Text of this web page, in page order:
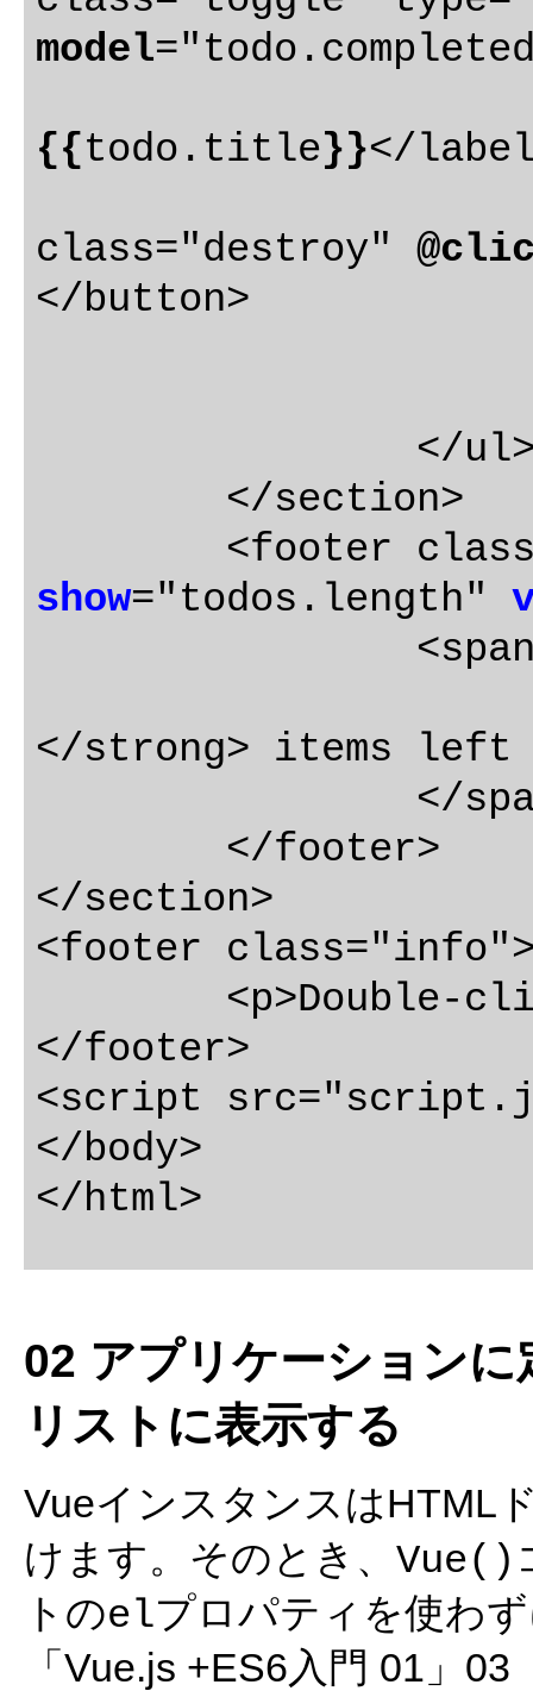
model
{{todo.title}}</
class="destroy"
</button>
<footer
show="todos.length"
</strong> items left
</section>
<footer
</footer>
<script
</body>
02 アプリケーション
リストに表示する
VueインスタンスはHTML
けます。そのとき、 Vue()
トのelプロパティを使わ
「Vue.js +ES6入門 01」03